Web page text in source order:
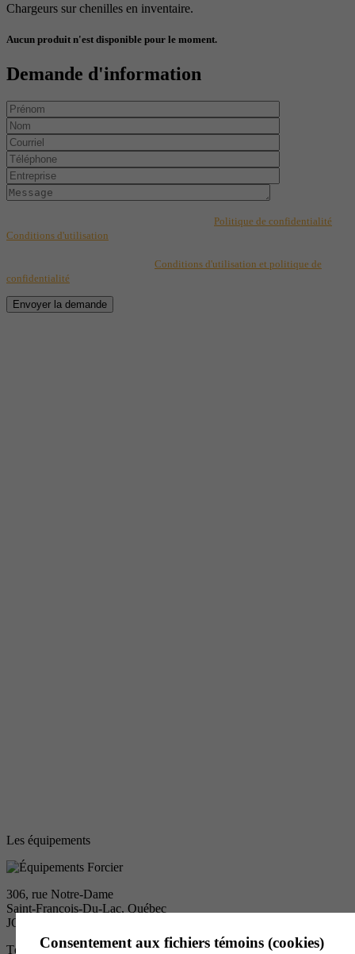
Chargeurs sur chenilles en inventaire.
Aucun produit n'est disponible pour le moment.
Demande d'information
Politique de confidentialité
Conditions d'utilisation
Conditions d'utilisation et politique de
confidentialité
Envoyer la demande
Les équipements
306, rue Notre-Dame
Saint-François-Du-Lac, Québec
JOG 1M0
Tél. :
450 568-2120
Consentement aux fichiers témoins (cookies)